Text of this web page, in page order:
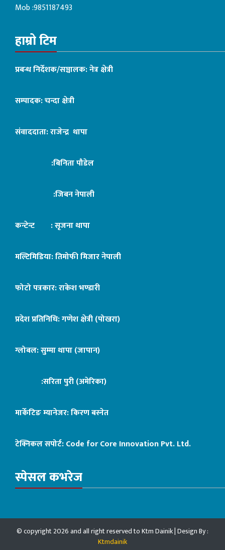
Mob :9851187493
हाम्रो टिम
प्रबन्ध निर्देशक/सञ्चालक: नेत्र क्षेत्री
सम्पादक: चन्दा क्षेत्री
संवाददाता: राजेन्द्र थापा
:बिनिता पौडेल
:जिबन नेपाली
कन्टेन्ट : सृजना थापा
मल्टिमिडिया: तिमोफी मिजार नेपाली
फोटो पत्रकार: राकेश भण्डारी
प्रदेश प्रतिनिधि: गणेश क्षेत्री (पोखरा)
ग्लोबल: सुम्मा थापा (जापान)
:सरिता पुरी (अमेरिका)
मार्केटिङ म्यानेजर: किरण बस्नेत
टेक्निकल सपोर्ट:Code for Core Innovation Pvt. Ltd.
स्पेसल कभरेज
© copyright 2026 and all right reserved to Ktm Dainik | Design By :
Ktmdainik